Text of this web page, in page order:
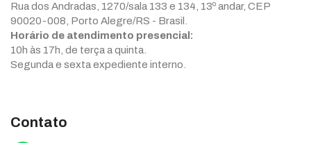
Rua dos Andradas, 1270/sala 133 e 134, 13º andar, CEP
90020-008, Porto Alegre/RS - Brasil.
Horário de atendimento presencial:
10h às 17h, de terça a quinta.
Segunda e sexta expediente interno.
Contato